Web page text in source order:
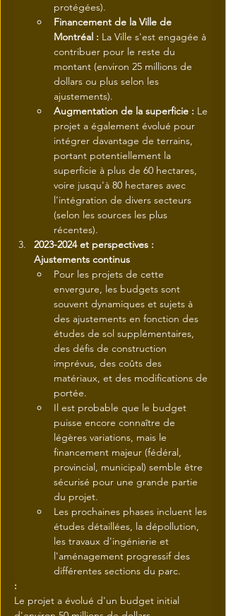
protégées).
Financement de la Ville de
Montréal : La Ville s'est engagée à
contribuer pour le reste du
montant (environ 25 millions de
dollars ou plus selon les
ajustements).
Augmentation de la superficie : Le
projet a également évolué pour
intégrer davantage de terrains,
portant potentiellement la
superficie à plus de 60 hectares,
voire jusqu'à 80 hectares avec
l'intégration de divers secteurs
(selon les sources les plus
récentes).
2023-2024 et perspectives :
Ajustements continus
Pour les projets de cette
envergure, les budgets sont
souvent dynamiques et sujets à
des ajustements en fonction des
études de sol supplémentaires,
des défis de construction
imprévus, des coûts des
matériaux, et des modifications de
portée.
Il est probable que le budget
puisse encore connaître de
légères variations, mais le
financement majeur (fédéral,
provincial, municipal) semble être
sécurisé pour une grande partie
du projet.
Les prochaines phases incluent les
études détaillées, la dépollution,
les travaux d'ingénierie et
l'aménagement progressif des
différentes sections du parc.
:
Le projet a évolué d'un budget initial